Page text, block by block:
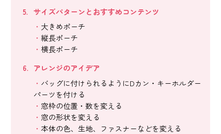
サイズパターンとおすすめコンテンツ
大きめポーチ
縦長ポーチ
横長ポーチ
アレンジのアイデア
バッグに付けられるようにDカン・キーホルダー
パーツを付ける
窓枠の位置・数を変える
窓の形状を変える
本体の色、生地、ファスナーなどを変える